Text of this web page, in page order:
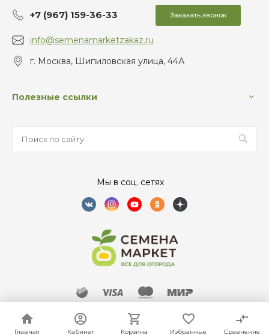
Главная Кабинет Корзина Избранные Сравнение
Главная Кабинет Корзина Избранные Сравнение
+7 (967) 159-36-33 Заказать звонок
info@semenamarketzakaz.ru
г. Москва, Шипиловская улица, 44А
Полезные ссылки
Мы в соц. сетях
SEMENAMARKET © 2021-2026 ВСЕ ПРАВА ЗАЩИЩЕНЫ